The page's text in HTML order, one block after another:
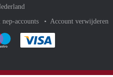
accounts Account verwijderen
af met Paypal
gemakkelijk af met Mastercard
Je rekent gemakkelijk af met Meastro